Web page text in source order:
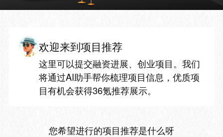
欢迎来到项目推荐
这里可以提交融资进展、创业项目。我们
将通过AI助手帮你梳理项目信息，优质项
目有机会获得36氪推荐展示。
您希望进行的项目推荐是什么呀